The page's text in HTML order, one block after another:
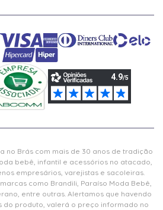
no Brás com mais de 30 anos de tradição
bebê, infantil e acessórios no atacado,
empresários, varejistas e sacoleiras.
como Brandili, Paraíso Moda Bebê,
entre outras. Alertamos que havendo
do produto, valerá o preço informado no